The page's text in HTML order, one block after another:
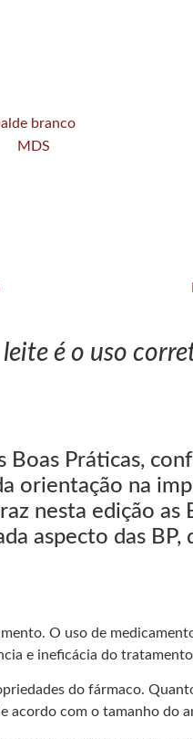
é o uso
Práticas,
orientação na
nesta edição as
aspecto das
O uso de
e ineficácia do
do fármaco.
com o tamanho do